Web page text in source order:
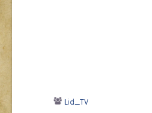
Lid_TV